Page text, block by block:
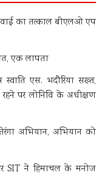
का तत्काल बीएलओ एप
एक लापता
एस. भदौरिया सख्त,
पर लोनिवि के अधीक्षण
अभियान, अभियान को
SIT ने हिमाचल के मनोज